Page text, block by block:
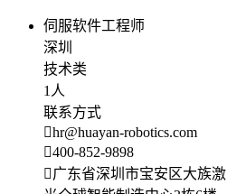
伺服软件工程师
深圳
技术类
1人
联系方式
hr@huayan-robotics.com
400-852-9898
广东省深圳市宝安区大族激